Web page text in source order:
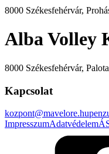
8000 Székesfehérvár,
Alba Volley
8000 Székesfehérvár,
Kapcsolat
kozpont@mavelore.hu
ImpresszumAdatvédelem